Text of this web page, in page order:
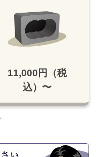
11,000円（税
込）〜